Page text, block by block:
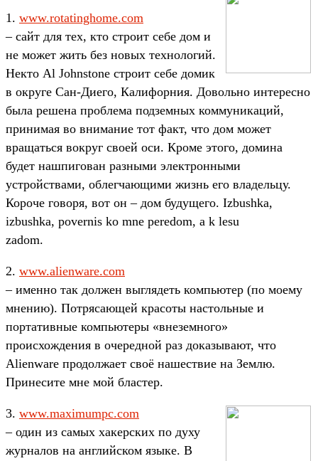
1. www.rotatinghome.com
– сайт для тех, кто строит себе дом и
не может жить без новых технологий.
Некто Al Johnstone строит себе домик
в округе Сан-Диего, Калифорния. Довольно интересно
была решена проблема подземных коммуникаций,
принимая во внимание тот факт, что дом может
вращаться вокруг своей оси. Кроме этого, домина
будет нашпигован разными электронными
устройствами, облегчающими жизнь его владельцу.
Короче говоря, вот он – дом будущего. Izbushka,
izbushka, povernis ko mne peredom, a k lesu
zadom.
2. www.alienware.com
– именно так должен выглядеть компьютер (по моему
мнению). Потрясающей красоты настольные и
портативные компьютеры «внеземного»
происхождения в очередной раз доказывают, что
Alienware продолжает своё нашествие на Землю.
Принесите мне мой бластер.
3. www.maximumpc.com
– один из самых хакерских по духу
журналов на английском языке. В